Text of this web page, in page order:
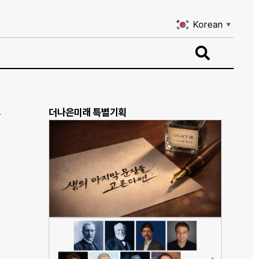
Korean ▼
더나은미래 특별기획